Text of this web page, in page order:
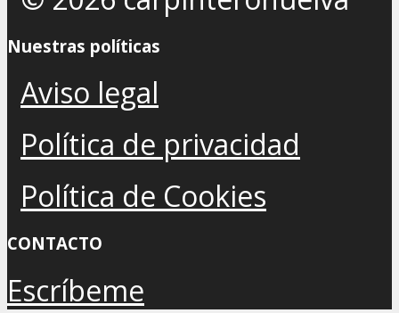
Nuestras políticas
Aviso legal
Política de privacidad
Política de Cookies
CONTACTO
Escríbeme